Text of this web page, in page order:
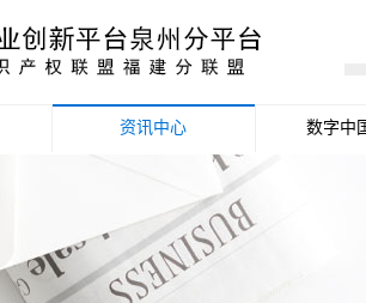
资讯中心
政策信息
数字中